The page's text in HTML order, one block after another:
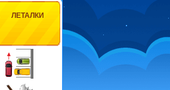
ЛЕТАЛКИ